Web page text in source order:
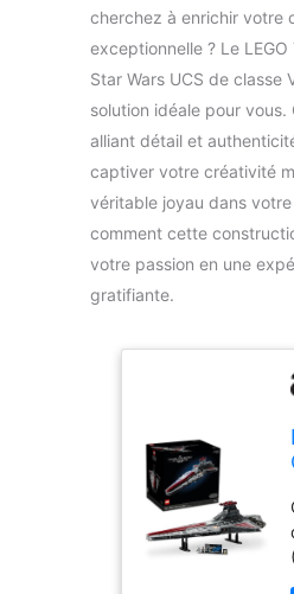
cherchez à enrichir votre
exceptionnelle ? Le
Star Wars UCS de classe
solution idéale pour vous.
alliant détail et
captiver votre créativité
véritable joyau dans
comment cette
votre passion en une
gratifiante.